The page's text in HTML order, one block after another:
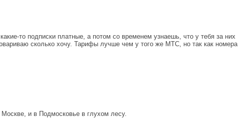
то подписки платные, а потом со временем узнаешь, что у тебя за них
сколько хочу. Тарифы лучше чем у того же МТС, но так как номера
и в Подмосковье в глухом лесу.